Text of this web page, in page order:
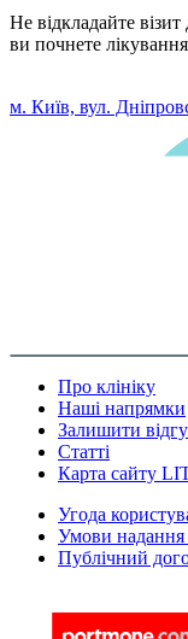
Не відкладайте
ви почнете
м. Київ, вул.
Про клініку
Наші напрямки
Залишити
Статті
Карта сайту
Угода
Умови
Публічний